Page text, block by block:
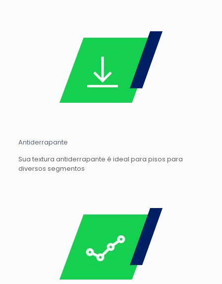
Antiderrapante
Sua textura antiderrapante é ideal para pisos para
diversos segmentos